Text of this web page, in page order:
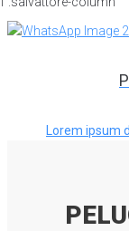
Lorem ipsum